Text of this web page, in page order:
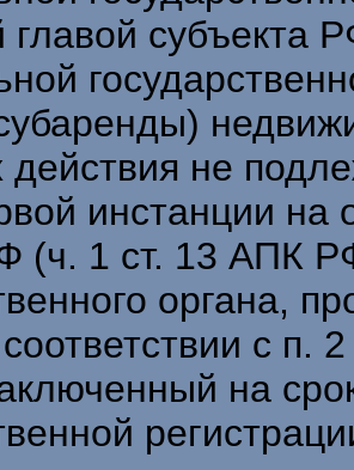
главой субъекта
действия не
инстанции на
(ч. 1 ст. 13 АПК
органа,
с п.
на